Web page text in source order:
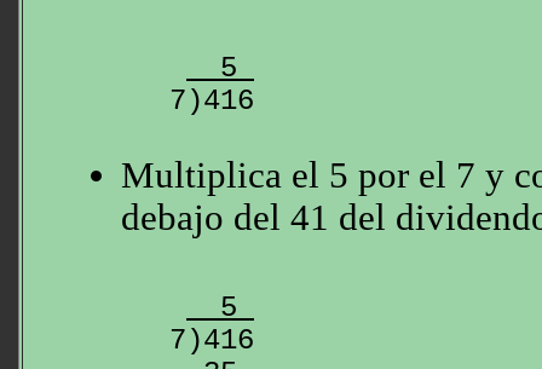
5
Multiplica el 5 por el 7 y
debajo del 41 del
5
7)416